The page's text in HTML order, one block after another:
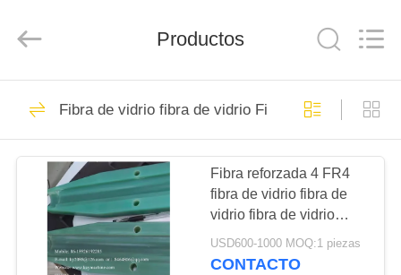
INICIO
PRODUCTOS
SOBRE
NOSOTROS
Xinquan
Machinery
Ltd.
Reserved.
las latas giran el
torcedor la botella el
inversor el inversor
el girador
Productos
Fibra de vidrio fibra de vidrio Fibra de vidrio Fibra
Fibra reforzada 4 FR4
fibra de vidrio fibra de
vidrio fibra de vidrio
engranaje planetario de
precisión particiones
USD600-1000 MOQ:1 piezas
CONTACTO